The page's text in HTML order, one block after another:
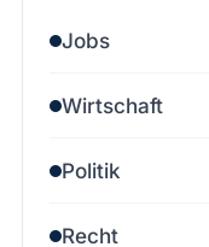
Jobs
Wirtschaft
Politik
Recht